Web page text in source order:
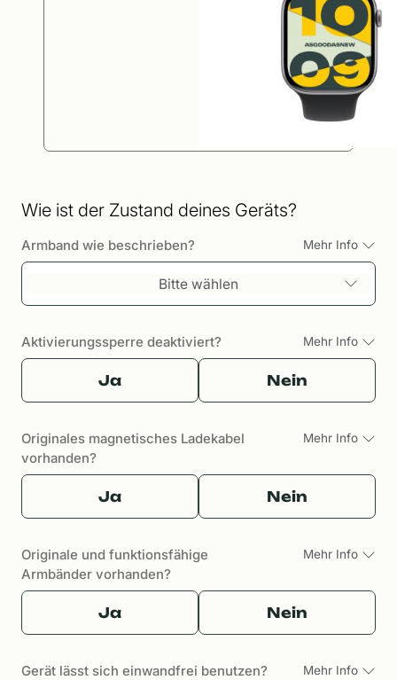
Wie ist der Zustand deines Geräts?
Armband wie beschrieben? Mehr Info
Bitte wählen
Aktivierungssperre deaktiviert? Mehr Info
Ja Nein
Originales magnetisches Ladekabel
vorhanden?
Mehr Info
Ja Nein
Originale und funktionsfähige
Armbänder vorhanden?
Mehr Info
Ja Nein
Gerät lässt sich einwandfrei benutzen? Mehr Info